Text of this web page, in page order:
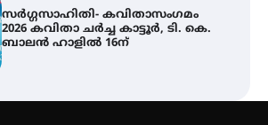
ശക്തമായ മഴ തുടരുന്നു – തൃശൂർ
ജില്ലയിൽ എല്ലാ വിദ്യാഭ്യാസ
സ്ഥാപനങ്ങൾക്കും ശനിയാഴ്ച
അവധി